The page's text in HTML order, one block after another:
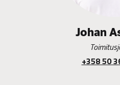
Johan
+358 50